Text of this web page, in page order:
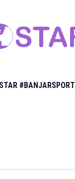
#BANJARSPORT